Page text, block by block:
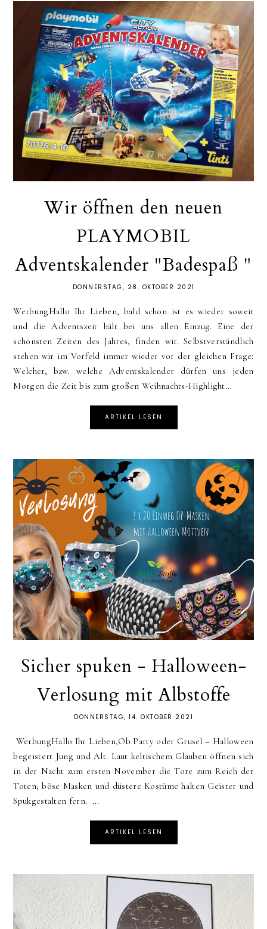
Wir öffnen den neuen
PLAYMOBIL
Adventskalender "Badespaß "
DONNERSTAG, 28. OKTOBER 2021
WerbungHallo Ihr Lieben, bald schon ist es wieder soweit
und die Adventszeit hält bei uns allen Einzug. Eine der
schönsten Zeiten des Jahres, finden wir. Selbstverständlich
stehen wir im Vorfeld immer wieder vor der gleichen Frage:
Welcher, bzw. welche Adventskalender dürfen uns jeden
Morgen die Zeit bis zum großen Weihnachts-Highlight...
ARTIKEL LESEN
Sicher spuken - Halloween-
Verlosung mit Albstoffe
DONNERSTAG, 14. OKTOBER 2021
WerbungHallo Ihr Lieben,Ob Party oder Grusel – Halloween
begeistert Jung und Alt. Laut keltischem Glauben öffnen sich
in der Nacht zum ersten November die Tore zum Reich der
Toten; böse Masken und düstere Kostüme halten Geister und
Spukgestalten fern. ...
ARTIKEL LESEN